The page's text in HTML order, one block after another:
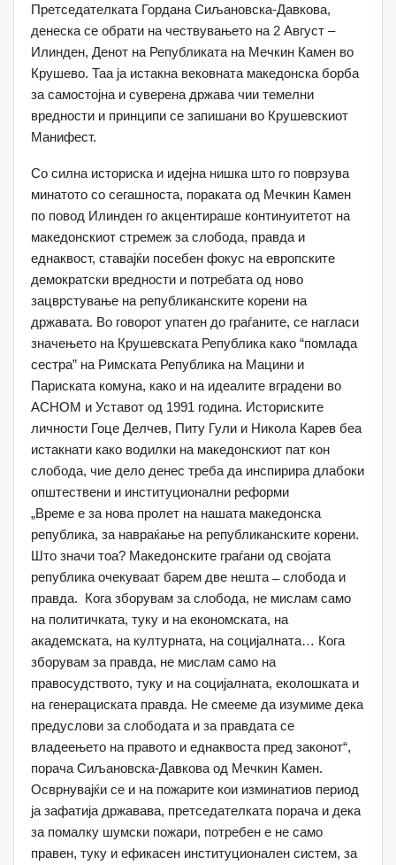
Претседателката Гордана Сиљановска-Давкова,
денеска се обрати на чествувањето на 2 Август –
Илинден, Денот на Републиката на Мечкин Камен во
Крушево. Таа ја истакна вековната македонска борба
за самостојна и суверена држава чии темелни
вредности и принципи се запишани во Крушевскиот
Манифест.
Со силна историска и идејна нишка што го поврзува
минатото со сегашноста, пораката од Мечкин Камен
по повод Илинден го акцентираше континуитетот на
македонскиот стремеж за слобода, правда и
еднаквост, ставајќи посебен фокус на европските
демократски вредности и потребата од ново
зацврстување на републиканските корени на
државата. Во говорот упатен до граѓаните, се нагласи
значењето на Крушевската Република како “помлада
сестра” на Римската Република на Мацини и
Париската комуна, како и на идеалите вградени во
АСНОМ и Уставот од 1991 година. Историските
личности Гоце Делчев, Питу Гули и Никола Карев беа
истакнати како водилки на македонскиот пат кон
слобода, чие дело денес треба да инспирира длабоки
општествени и институционални реформи
„Време е за нова пролет на нашата македонска
република, за навраќање на републиканските корени.
Што значи тоа? Македонските граѓани од својата
република очекуваат барем две нешта ̶ слобода и
правда. Кога зборувам за слобода, не мислам само
на политичката, туку и на економската, на
академската, на културната, на социјалната… Кога
зборувам за правда, не мислам само на
правосудството, туку и на социјалната, еколошката и
на генерациската правда. Не смееме да изумиме дека
предуслови за слободата и за правдата се
владеењето на правото и еднаквоста пред законот“,
порача Сиљановска-Давкова од Мечкин Камен.
Осврнувајќи се и на пожарите кои изминатиов период
ја зафатија државава, претседателката порача и дека
за помалку шумски пожари, потребен е не само
правен, туку и ефикасен институционален систем, за